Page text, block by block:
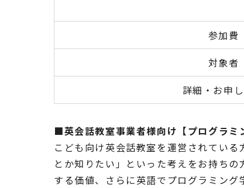
参加費
対象者
詳細・お申
■英会話教室事業者様向け【プログラミ
こども向け英会話教室を運営されてい
とか知りたい」といった考えをお持ち
する価値、さらに英語でプログラミン